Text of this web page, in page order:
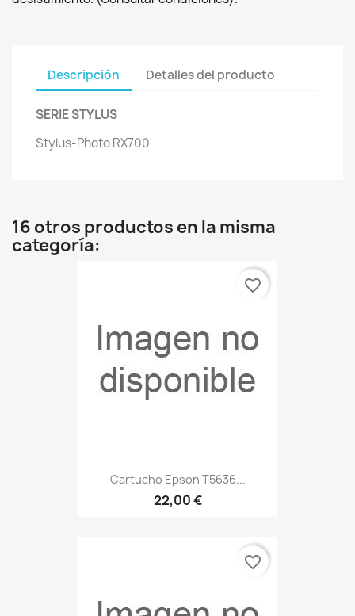
Descripción Detalles del producto
SERIE STYLUS
Stylus-Photo RX700
16 otros productos en la misma
categoría:
Cartucho Epson T5636...
22,00 €
favorite_border
favorite_border